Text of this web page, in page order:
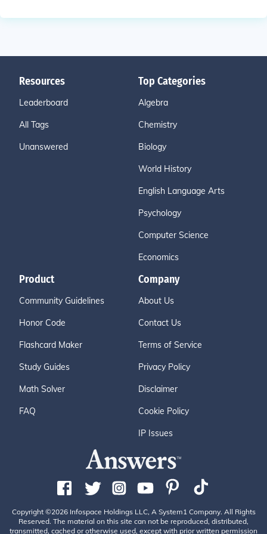
Resources
Leaderboard
All Tags
Unanswered
Top Categories
Algebra
Chemistry
Biology
World History
English Language Arts
Psychology
Computer Science
Economics
Product
Community Guidelines
Honor Code
Flashcard Maker
Study Guides
Math Solver
FAQ
Company
About Us
Contact Us
Terms of Service
Privacy Policy
Disclaimer
Cookie Policy
IP Issues
Copyright ©2026 Infospace Holdings LLC, A System1 Company. All Rights
Reserved. The material on this site can not be reproduced, distributed,
transmitted, cached or otherwise used, except with prior written permission